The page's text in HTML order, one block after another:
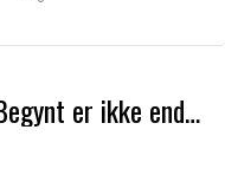
Gunnar Holth. " Begynt er ikke endt "